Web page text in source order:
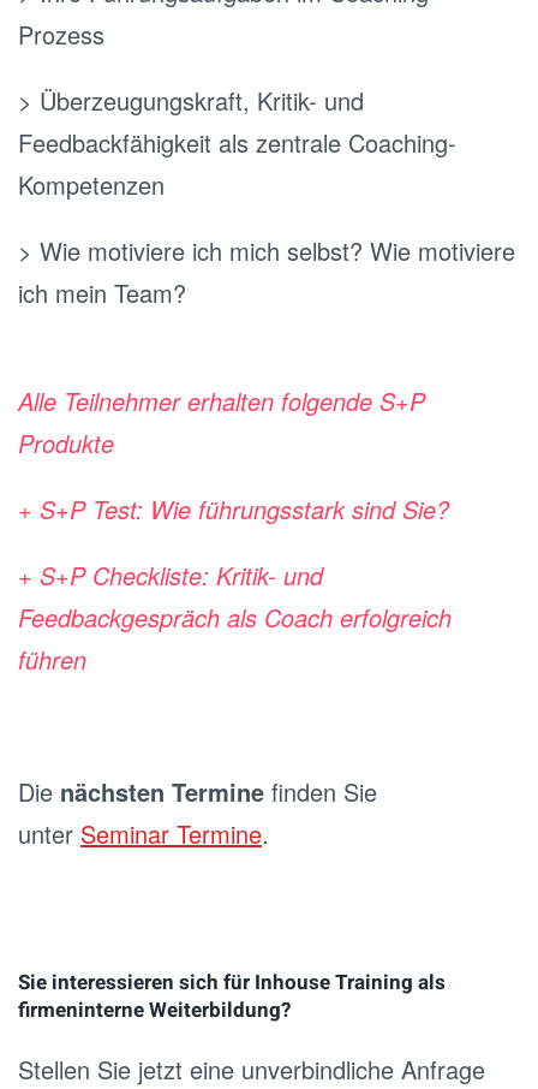
Prozess
> Überzeugungskraft, Kritik- und
Feedbackfähigkeit als zentrale Coaching-
Kompetenzen
> Wie motiviere ich mich selbst? Wie motiviere
ich mein Team?
Alle Teilnehmer erhalten folgende S+P
Produkte
+ S+P Test: Wie führungsstark sind Sie?
+ S+P Checkliste: Kritik- und
Feedbackgespräch als Coach erfolgreich
führen
Die nächsten Termine finden Sie
unter Seminar Termine.
Sie interessieren sich für Inhouse Training als
firmeninterne Weiterbildung?
Stellen Sie jetzt eine unverbindliche Anfrage